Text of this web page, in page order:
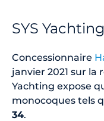
SYS Yachting
Concessionnaire
janvier 2021 sur la
Yachting expose
monocoques tels
34.